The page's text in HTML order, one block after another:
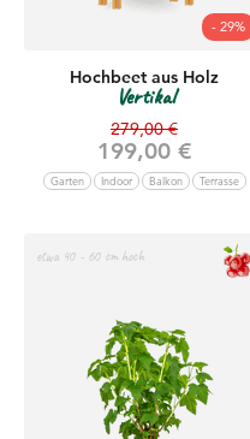
- 29%
Hochbeet aus Holz
Vertikal
Angebot
199,00 €
Regulärer Preis
279,00 €
Garten Indoor Balkon Terrasse
etwa 40 - 60 cm hoch